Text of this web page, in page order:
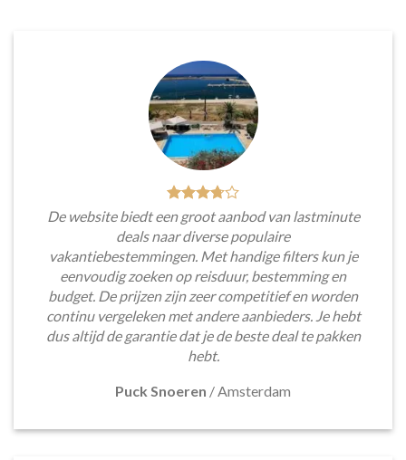
De website biedt een groot aanbod van lastminute
deals naar diverse populaire
vakantiebestemmingen. Met handige filters kun je
eenvoudig zoeken op reisduur, bestemming en
budget. De prijzen zijn zeer competitief en worden
continu vergeleken met andere aanbieders. Je hebt
dus altijd de garantie dat je de beste deal te pakken
hebt.
Puck Snoeren /Amsterdam